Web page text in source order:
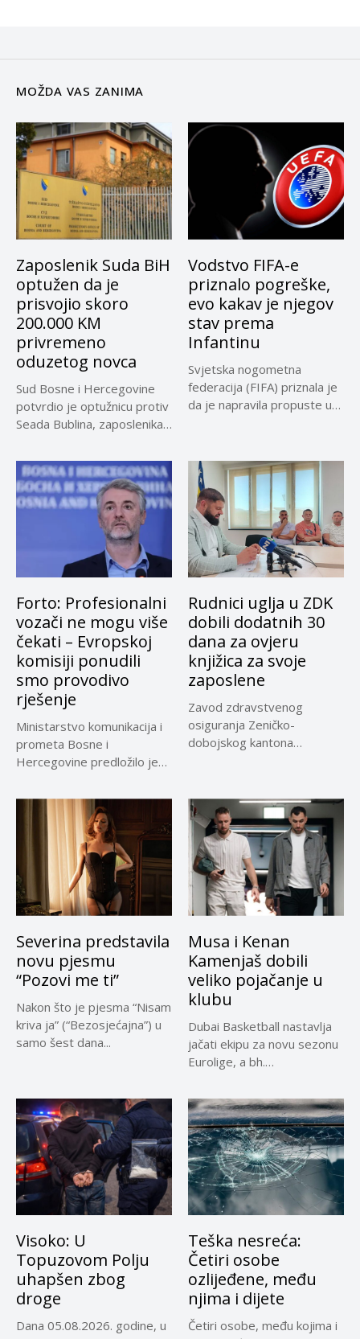
MOŽDA VAS ZANIMA
Zaposlenik Suda BiH
optužen da je
prisvojio skoro
200.000 KM
privremeno
oduzetog novca
Sud Bosne i Hercegovine
potvrdio je optužnicu protiv
Seada Bublina, zaposlenika
Vodstvo FIFA-e
priznalo pogreške,
evo kakav je njegov
stav prema
Infantinu
Svjetska nogometna
federacija (FIFA) priznala je
da je napravila propuste u
Forto: Profesionalni
vozači ne mogu više
čekati – Evropskoj
komisiji ponudili
smo provodivo
rješenje
Ministarstvo komunikacija i
prometa Bosne i
Hercegovine predložilo je
privremeno...
Rudnici uglja u ZDK
dobili dodatnih 30
dana za ovjeru
knjižica za svoje
zaposlene
Zavod zdravstvenog
osiguranja Zeničko-
dobojskog kantona
Severina predstavila
novu pjesmu
“Pozovi me ti”
Nakon što je pjesma “Nisam
kriva ja” (“Bezosjećajna”) u
samo šest dana...
Musa i Kenan
Kamenjaš dobili
veliko pojačanje u
klubu
Dubai Basketball nastavlja
jačati ekipu za novu sezonu
Eurolige, a bh.
Visoko: U
Topuzovom Polju
uhapšen zbog
droge
Dana 05.08.2026. godine, u
Teška nesreća:
Četiri osobe
ozlijeđene, među
njima i dijete
Četiri osobe, među kojima i